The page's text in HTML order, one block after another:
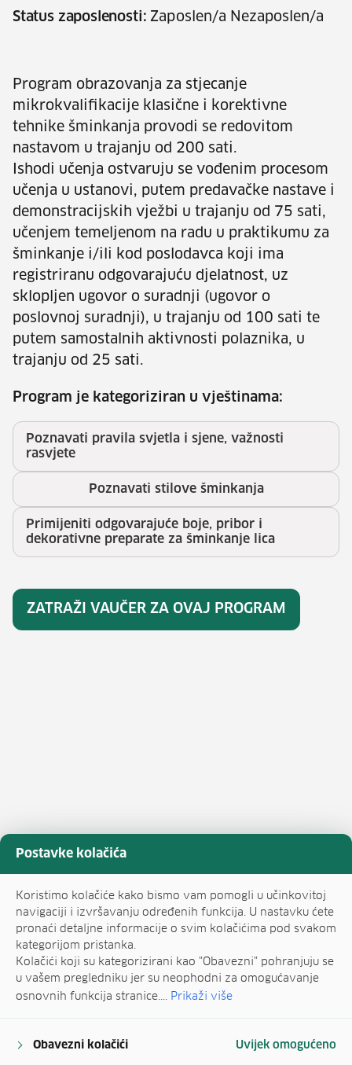
Postavke kolačića
Koristimo kolačiće kako bismo vam pomogli u učinkovitoj
navigaciji i izvršavanju određenih funkcija. U nastavku ćete
pronaći detaljne informacije o svim kolačićima pod svakom
kategorijom pristanka.
Kolačići koji su kategorizirani kao "Obavezni" pohranjuju se
u vašem pregledniku jer su neophodni za omogućavanje
osnovnih funkcija stranice.... Prikaži više
Obavezni kolačići Uvijek omogućeno
Status zaposlenosti: Zaposlen/a Nezaposlen/a
Program obrazovanja za stjecanje
mikrokvalifikacije klasične i korektivne
tehnike šminkanja provodi se redovitom
nastavom u trajanju od 200 sati.
Ishodi učenja ostvaruju se vođenim procesom
učenja u ustanovi, putem predavačke nastave i
demonstracijskih vježbi u trajanju od 75 sati,
učenjem temeljenom na radu u praktikumu za
šminkanje i/ili kod poslodavca koji ima
registriranu odgovarajuću djelatnost, uz
sklopljen ugovor o suradnji (ugovor o
poslovnoj suradnji), u trajanju od 100 sati te
putem samostalnih aktivnosti polaznika, u
trajanju od 25 sati.
Program je kategoriziran u vještinama:
Poznavati pravila svjetla i sjene, važnosti
rasvjete
Poznavati stilove šminkanja
Primijeniti odgovarajuće boje, pribor i
dekorativne preparate za šminkanje lica
ZATRAŽI VAUČER ZA OVAJ PROGRAM